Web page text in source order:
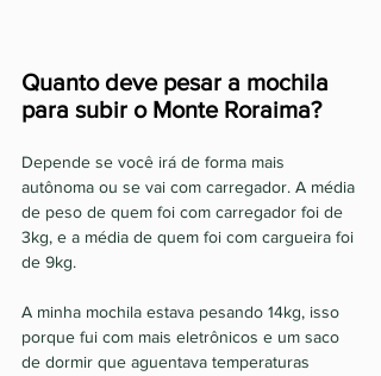
Quanto deve pesar a mochila
para subir o Monte Roraima?
Depende se você irá de forma mais
autônoma ou se vai com carregador. A média
de peso de quem foi com carregador foi de
3kg, e a média de quem foi com cargueira foi
de 9kg.
A minha mochila estava pesando 14kg, isso
porque fui com mais eletrônicos e um saco
de dormir que aguentava temperaturas